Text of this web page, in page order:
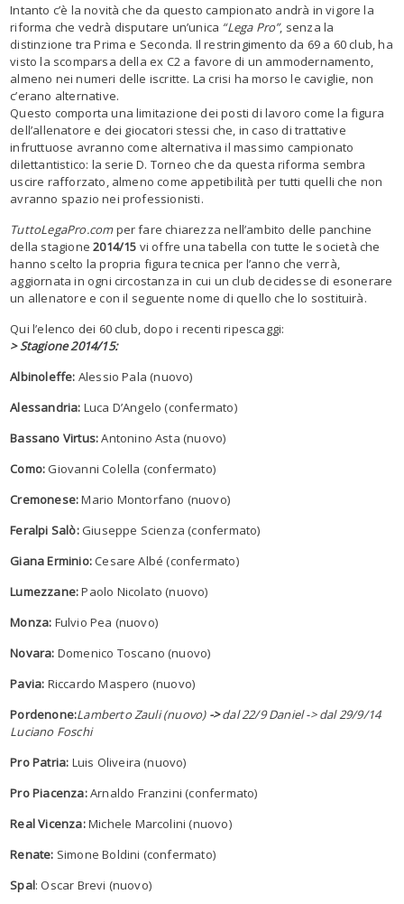
Intanto c’è la novità che da questo campionato andrà in vigore la
riforma che vedrà disputare un’unica “Lega Pro”, senza la
distinzione tra Prima e Seconda. Il restringimento da 69 a 60 club, ha
visto la scomparsa della ex C2 a favore di un ammodernamento,
almeno nei numeri delle iscritte. La crisi ha morso le caviglie, non
c’erano alternative.
Questo comporta una limitazione dei posti di lavoro come la figura
dell’allenatore e dei giocatori stessi che, in caso di trattative
infruttuose avranno come alternativa il massimo campionato
dilettantistico: la serie D. Torneo che da questa riforma sembra
uscire rafforzato, almeno come appetibilità per tutti quelli che non
avranno spazio nei professionisti.
TuttoLegaPro.comper fare chiarezza nell’ambito delle panchine
della stagione 2014/15 vi offre una tabella con tutte le società che
hanno scelto la propria figura tecnica per l’anno che verrà,
aggiornata in ogni circostanza in cui un club decidesse di esonerare
un allenatore e con il seguente nome di quello che lo sostituirà.
Qui l’elenco dei 60 club, dopo i recenti ripescaggi:
> Stagione 2014/15:
Albinoleffe: Alessio Pala (nuovo)
Alessandria: Luca D’Angelo (confermato)
Bassano Virtus:Antonino Asta (nuovo)
Como: Giovanni Colella (confermato)
Cremonese:Mario Montorfano (nuovo)
Feralpi Salò:Giuseppe Scienza (confermato)
Giana Erminio:Cesare Albé (confermato)
Lumezzane:Paolo Nicolato (nuovo)
Monza: Fulvio Pea (nuovo)
Novara: Domenico Toscano (nuovo)
Pavia: Riccardo Maspero (nuovo)
Pordenone:Lamberto Zauli (nuovo) ->dal 22/9 Daniel -> dal 29/9/14
Luciano Foschi
Pro Patria: Luis Oliveira (nuovo)
Pro Piacenza:Arnaldo Franzini (confermato)
Real Vicenza:Michele Marcolini (nuovo)
Renate: Simone Boldini (confermato)
Spal: Oscar Brevi (nuovo)